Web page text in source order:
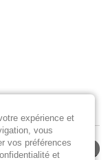
Enregistrer
expérience et
vous
vos préférences
et